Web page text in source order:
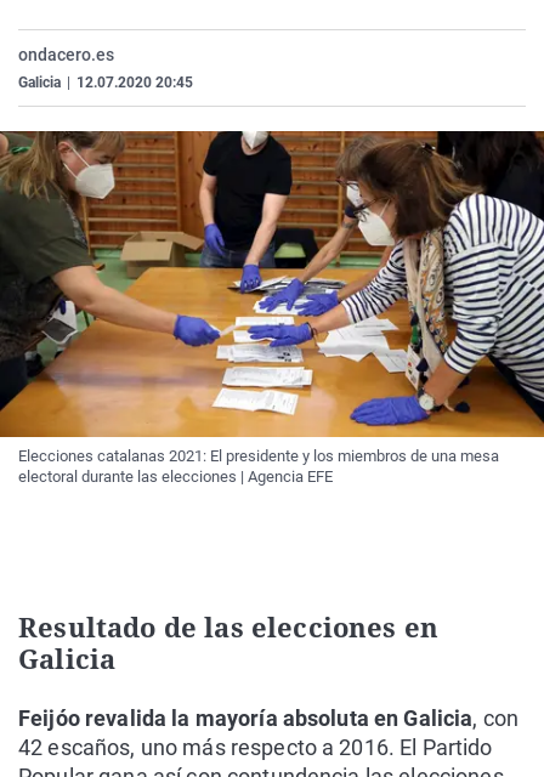
Como el perro y el
Equipo de
Operación Viuda
La Rioja
Navarra
País Vasco
Elecciones
ondacero.es
Galicia 12.07.2020 20:45
Elecciones catalanas 2021: El presidente y los miembros de una mesa
electoral durante las elecciones | Agencia EFE
Resultado de las elecciones en
Galicia
Feijóo revalida la mayoría absoluta en Galicia, con
42 escaños, uno más respecto a 2016. El Partido